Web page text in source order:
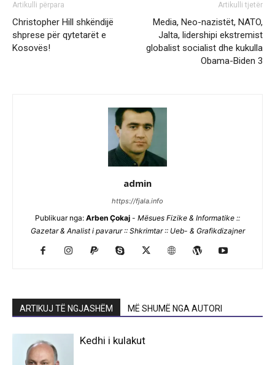
Artikulli përpara
Christopher Hill shkëndijë
shprese për qytetarët e
Kosovës!
Artikulli tjetër
Media, Neo-nazistët, NATO,
Jalta, lidershipi ekstremist
globalist socialist dhe kukulla
Obama-Biden 3
admin
https://fjala.info
Publikuar nga: Arben Çokaj - Mësues Fizike & Informatike ::
Gazetar & Analist i pavarur :: Shkrimtar :: Ueb- & Grafikdizajner
ARTIKUJ TË NGJASHËM MË SHUMË NGA AUTORI
Kedhi i kulakut